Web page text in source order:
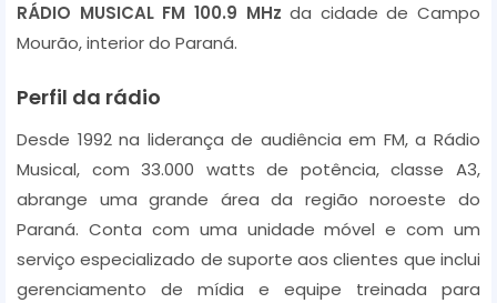
a
y
e
r
RÁDIO MUSICAL FM 100.9 MHz da cidade de Campo
Mourão, interior do Paraná.
Perfil da rádio
Desde 1992 na liderança de audiência em FM, a Rádio
Musical, com 33.000 watts de potência, classe A3,
abrange uma grande área da região noroeste do
Paraná. Conta com uma unidade móvel e com um
serviço especializado de suporte aos clientes que inclui
gerenciamento de mídia e equipe treinada para